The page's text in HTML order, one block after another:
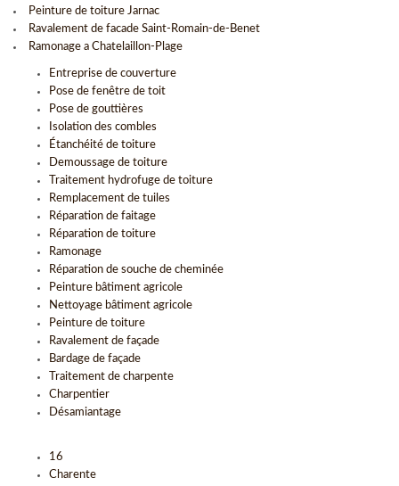
Peinture de toiture Jarnac
Ravalement de facade Saint-Romain-de-Benet
Ramonage a Chatelaillon-Plage
Entreprise de couverture
Pose de fenêtre de toit
Pose de gouttières
Isolation des combles
Étanchéité de toiture
Demoussage de toiture
Traitement hydrofuge de toiture
Remplacement de tuiles
Réparation de faitage
Réparation de toiture
Ramonage
Réparation de souche de cheminée
Peinture bâtiment agricole
Nettoyage bâtiment agricole
Peinture de toiture
Ravalement de façade
Bardage de façade
Traitement de charpente
Charpentier
Désamiantage
16
Charente